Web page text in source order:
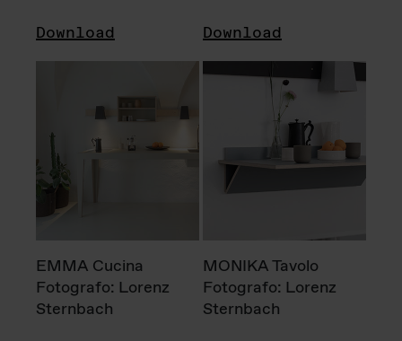
Download Download
EMMA Cucina
Fotografo: Lorenz
Sternbach
MONIKA Tavolo
Fotografo: Lorenz
Sternbach